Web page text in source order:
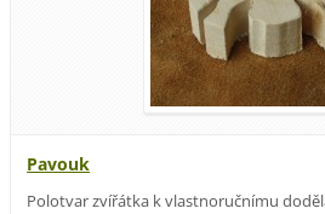
Pavouk
Polotvar zvířátka k vlastnoručnímu